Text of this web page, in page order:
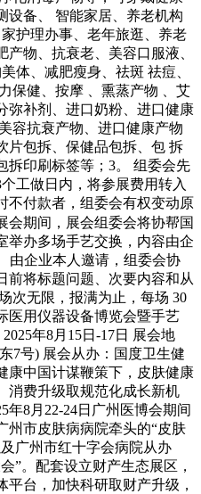
设备、 智能家居、养老机构
护理办事、老年旅逛、养老
物、抗衰老、美容口服液、
体、减肥瘦身、祛斑 祛痘、
保健、按摩 、熏蒸产物 、艾
弥补剂、进口奶粉、进口健康
容抗衰产物、进口健康产物
片包拆、保健品包拆、包 拆
拆印刷标签等；3。 组委会先
工做日内，将参展费用转入
不付款者，组委会有权变动原
会期间，展会组委会将协帮国
举办多场手艺交换，内容由企
由企业本人邀请，组委会协
前将标题问题、次要内容和从
次无限，报满为止，每场 30
医用仪器设备博览会暨手艺
年8月15日-17日 展会地
7号) 展会从办：国度卫生健
康中国计谋鞭策下，皮肤健康
消费升级取规范化成长新机
年8月22-24日广州医博会期间
州市皮肤病病院牵头的“皮肤
广州市红十字会病院从办
”。配套设立财产生态展区，
平台，加快科研取财产升级，